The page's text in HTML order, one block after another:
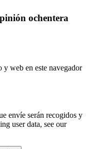
ochentera
web en este navegador
envíe serán recogidos y
user data, see our